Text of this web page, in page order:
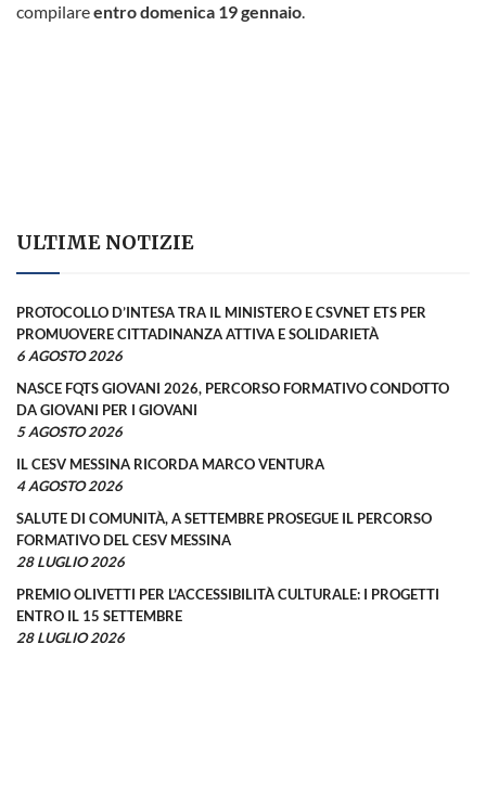
compilareentro domenica 19 gennaio.
ULTIME NOTIZIE
PROTOCOLLO D’INTESA TRA IL MINISTERO E CSVNET ETS PER
PROMUOVERE CITTADINANZA ATTIVA E SOLIDARIETÀ
6 AGOSTO 2026
NASCE FQTS GIOVANI 2026, PERCORSO FORMATIVO CONDOTTO
DA GIOVANI PER I GIOVANI
5 AGOSTO 2026
IL CESV MESSINA RICORDA MARCO VENTURA
4 AGOSTO 2026
SALUTE DI COMUNITÀ, A SETTEMBRE PROSEGUE IL PERCORSO
FORMATIVO DEL CESV MESSINA
28 LUGLIO 2026
PREMIO OLIVETTI PER L’ACCESSIBILITÀ CULTURALE: I PROGETTI
ENTRO IL 15 SETTEMBRE
28 LUGLIO 2026